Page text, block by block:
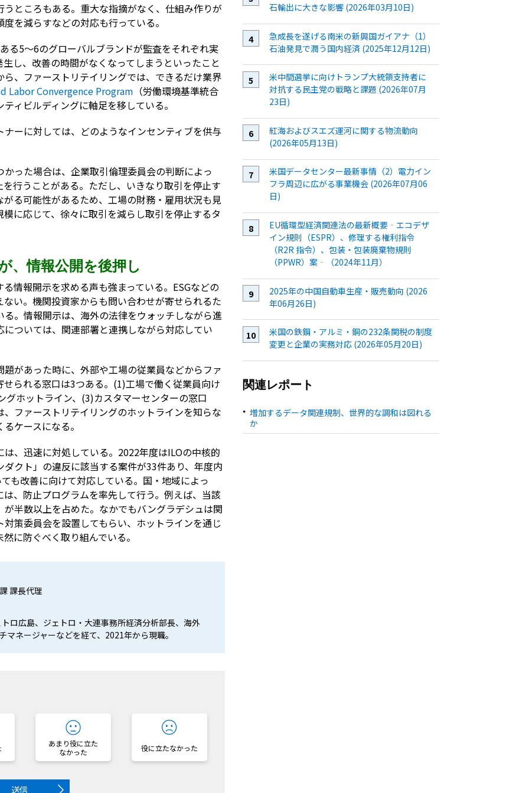
ところもある。重大な指摘がなく、仕組み作りが
を減らすなどの対応も行っている。
る5～6のグローバルブランドが監査をそれぞれ実
し、改善の時間がなくなってしまうといったこと
、ファーストリテイリングでは、できるだけ業界
Labor Convergence Program （労働環境基準統合
ィビルディングに軸足を移している。
ーに対しては、どのようなインセンティブを供与
った場合は、企業取引倫理委員会の判断によっ
行うことがある。ただし、いきなり取引を停止す
る可能性があるため、工場の財務・雇用状況も見
に応じて、徐々に取引を減らし取引を停止するタ
、情報公開を後押し
情報開示を求める声も強まっている。ESGなどの
い。機関投資家からも問い合わせが寄せられるた
。情報開示は、海外の法律をウォッチしながら進
ついては、関連部署と連携しながら対応してい
があった時に、外部や工場の従業員などからファ
られる窓口は3つある。(1)工場で働く従業員向け
ホットライン、(3)カスタマーセンターの窓口
ファーストリテイリングのホットラインを知らな
ケースになる。
、迅速に対処している。2022年度はILOの中核的
クト」の違反に該当する案件が33件あり、年度内
も改善に向けて対応している。国・地域によっ
、防止プログラムを率先して行う。例えば、当該
半数以上を占めた。なかでもバングラデシュは関
策委員会を設置してもらい、ホットラインを通じ
に防ぐべく取り組んでいる。
課長代理
ロ広島、ジェトロ・大連事務所経済分析部長、海外
マネージャーなどを経て、2021年から現職。
あまり役に立た
なかった
役に立たなかった
送信
石輸出に大きな影響 (2026年03月10日)
急成長を遂げる南米の新興国ガイアナ（1）
石油発見で潤う国内経済 (2025年12月12日)
米中間選挙に向けトランプ大統領支持者に
対抗する民主党の戦略と課題 (2026年07月
23日)
紅海およびスエズ運河に関する物流動向
(2026年05月13日)
米国データセンター最新事情（2）電力イン
フラ周辺に広がる事業機会 (2026年07月06
日)
EU循環型経済関連法の最新概要‐エコデザ
イン規則（ESPR）、修理する権利指令
（R2R 指令）、包装・包装廃棄物規則
（PPWR）案‐（2024年11月）
2025年の中国自動車生産・販売動向 (2026
年06月26日)
米国の鉄鋼・アルミ・銅の232条関税の制度
変更と企業の実務対応 (2026年05月20日)
関連レポート
増加するデータ関連規制、世界的な調和は図れる
か